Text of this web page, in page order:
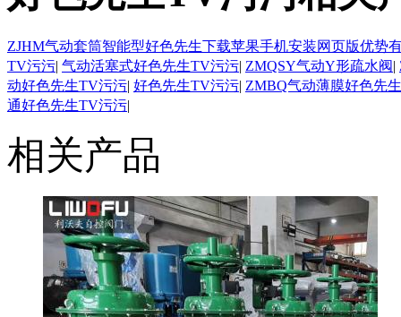
ZJHM气动套筒智能型好色先生下载苹果手机安装网页版优势
TV污污| 气动活塞式好色先生TV污污| ZMQSY气动Y形疏水阀|
动好色先生TV污污| 好色先生TV污污| ZMBQ气动薄膜好色先
通好色先生TV污污|
相关产品